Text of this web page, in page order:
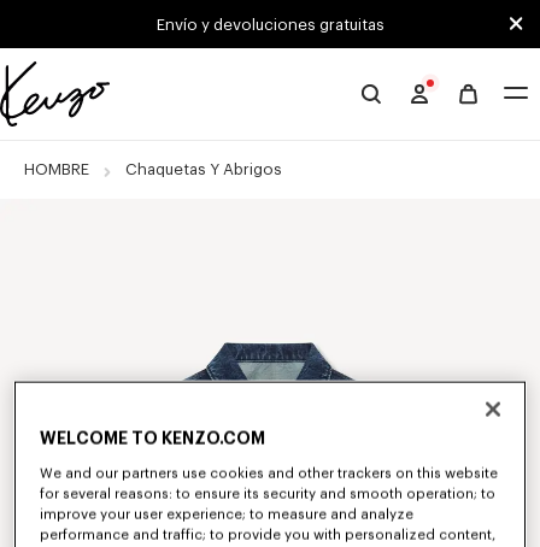
Skip to main content
Skip to footer contentEnvío y devoluciones gratuitas
Página
HOMBRE Chaquetas Y Abrigos
WELCOME TO KENZO.COM
We and our partners use cookies and other trackers on this website
for several reasons: to ensure its security and smooth operation; to
improve your user experience; to measure and analyze
performance and traffic; to provide you with personalized content,